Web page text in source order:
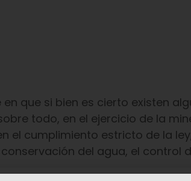
en que si bien es cierto existen
todo, en el ejercicio de la
el cumplimiento estricto de la
del agua, el control